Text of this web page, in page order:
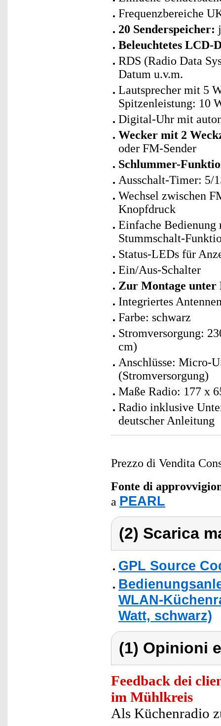
Frequenzbereiche
20 Senderspeicher:
Beleuchtetes LCD-
RDS (Radio Data
Datum u.v.m.
Lautsprecher mit 5
Spitzenleistung: 10
Digital-Uhr mit
Wecker mit 2
oder FM-Sender
Schlummer-
Ausschalt-Timer: 5/
Wechsel zwischen
Knopfdruck
Einfache Bedienung
Stummschalt-
Status-LEDs für
Ein/Aus-Schalter
Zur Montage unter
Integriertes
Farbe: schwarz
Stromversorgung:
cm)
Anschlüsse: Micro-
(Stromversorgung)
Maße Radio: 177 x
Radio inklusive
deutscher Anleitung
Prezzo di Vendita
Fonte di
a PEARL
(2) Scarica
GPL Source
WLAN-
Watt, schwarz)
(1) Opinioni
Feedback dei
im Mühlkreis
Als Küchenradio